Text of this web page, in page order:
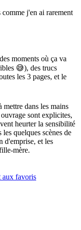
j'en ai rarement
moments où ça va
😅), des trucs
les 3 pages, et le
mettre dans les mains
sont explicites,
heurter la sensibilité
quelques scènes de
d'emprise, et les
mère.
aux favoris